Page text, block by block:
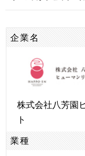
企業名
株式会社八芳園
ト
業種